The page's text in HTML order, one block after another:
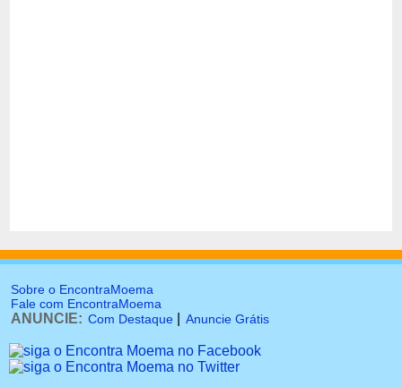
Sobre o EncontraMoema
Fale com EncontraMoema
ANUNCIE: Com Destaque Anuncie Grátis